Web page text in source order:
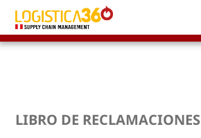
LIBRO DE RECLAMACIONES